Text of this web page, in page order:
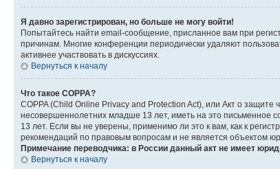
Я давно зарегистрирован, но больше не могу войти!
Попытайтесь найти email-сообщение, присланное вам при
причинам. Многие конференции периодически удаляют
активнее участвовать в дискуссиях.
Вернуться к началу
Что такое COPPA?
COPPA (Child Online Privacy and Protection Act), или Акт о
несовершеннолетних младше 13 лет, иметь на это письменное
13 лет. Если вы не уверены, применимо ли это к вам, как к
рекомендаций по правовым вопросам и не является объектом
Примечание переводчика: в России данный акт не имеет
Вернуться к началу